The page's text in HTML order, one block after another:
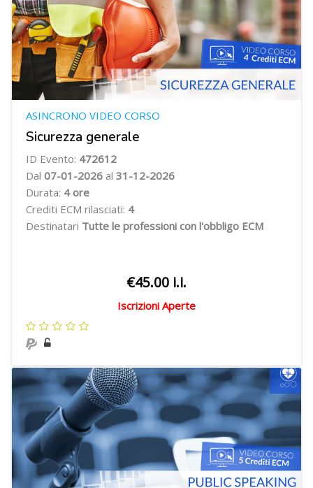
Sicurezza generale
ASINCRONO VIDEO CORSO
ID Evento: 472612
Dal 07-01-2026 al 31-12-2026
Durata: 4ore
Crediti ECM rilasciati: 4
Destinatari Tutte le professioni con l'obbligo ECM
€45.00 i.i.
Iscrizioni Aperte